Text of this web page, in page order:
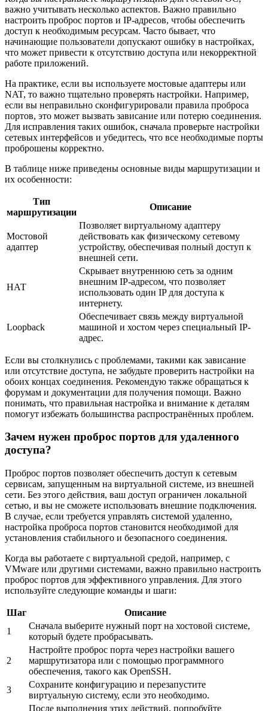
важно учитывать несколько аспектов. Важно правильно
настроить проброс портов и IP-адресов, чтобы обеспечить
доступ к необходимым ресурсам. Часто бывает, что
начинающие пользователи допускают ошибку в настройках,
что может привести к отсутствию доступа или некорректной
работе приложений.
На практике, если вы используете мостовые адаптеры или
NAT, то важно тщательно проверять настройки. Например,
если вы неправильно сконфигурировали правила проброса
портов, это может вызвать зависание или потерю соединения.
Для исправления таких ошибок, сначала проверьте настройки
сетевых интерфейсов и убедитесь, что все необходимые порты
проброшены корректно.
В таблице ниже приведены основные виды маршрутизации и
их особенности:
Тип
маршрутизации
Описание
Мостовой
адаптер
Позволяет виртуальному адаптеру
действовать как физическому сетевому
устройству, обеспечивая полный доступ к
внешней сети.
НАТ
Скрывает внутреннюю сеть за одним
внешним IP-адресом, что позволяет
использовать один IP для доступа к
интернету.
Loopback
Обеспечивает связь между виртуальной
машиной и хостом через специальный IP-
адрес.
Если вы столкнулись с проблемами, такими как зависание
или отсутствие доступа, не забудьте проверить настройки на
обоих концах соединения. Рекомендую также обращаться к
форумам и документации для получения помощи. Важно
понимать, что правильная настройка и внимание к деталям
помогут избежать большинства распространённых проблем.
Зачем нужен проброс портов для удаленного
доступа?
Проброс портов позволяет обеспечить доступ к сетевым
сервисам, запущенным на виртуальной системе, из внешней
сети. Без этого действия, ваш доступ ограничен локальной
сетью, и вы не сможете использовать внешние подключения.
В случае, если требуется управлять системой удаленно,
настройка проброса портов становится необходимой для
установления стабильного и безопасного соединения.
Когда вы работаете с виртуальной средой, например, с
VMware или другими системами, важно правильно настроить
проброс портов для эффективного управления. Для этого
используйте следующие команды и шаги:
Шаг
Описание
1
Сначала выберите нужный порт на хостовой системе,
который будете пробрасывать.
2
Настройте проброс порта через настройки вашего
маршрутизатора или с помощью программного
обеспечения, такого как OpenSSH.
3
Сохраните конфигурацию и перезапустите
виртуальную систему, если это необходимо.
После выполнения этих действий, попробуйте